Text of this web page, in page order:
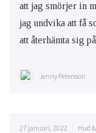
att jag smörjer in
jag undvika att få
att återhämta sig
Jenny Petersson
27 januari, 2022 Hud